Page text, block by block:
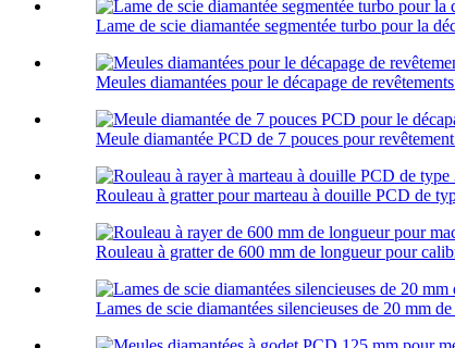
Lame de scie diamantée segmentée turbo pour la
Meules diamantées pour le décapage de
Meule diamantée PCD de 7 pouces pour
Rouleau à gratter pour marteau à douille PCD de
Rouleau à gratter de 600 mm de longueur pour
Lames de scie diamantées silencieuses de 20 mm